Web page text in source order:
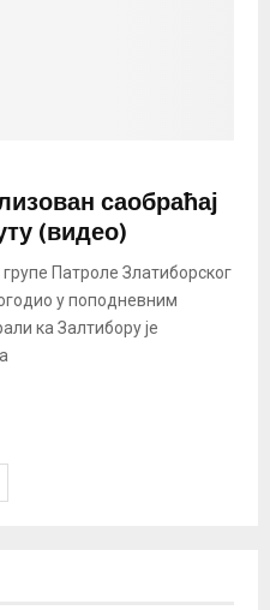
саобраћај
(видео)
Патроле Златиборског
у поподневним
ка Залтибору је